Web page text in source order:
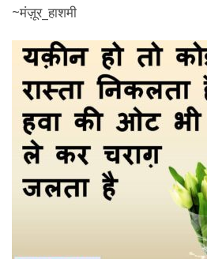
~मंज़ूर_हाशमी